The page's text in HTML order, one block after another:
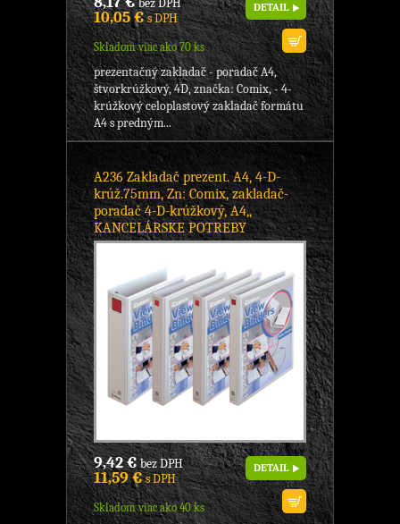
bez DPH
10,05 €s DPH
Skladom viac ako 70 ks
DETAIL
prezentačný zakladač - poradač A4,
štvorkrúžkový, 4D, značka: Comix, - 4-
krúžkový celoplastový zakladač formátu
A4 s predným...
A236 Zakladač prezent. A4, 4-D-
krúž.75mm, Zn: Comix, zakladač-
poradač 4-D-krúžkový, A4,,
KANCELÁRSKE POTREBY
9,42 €bez DPH
11,59 €s DPH
Skladom viac ako 40 ks
DETAIL